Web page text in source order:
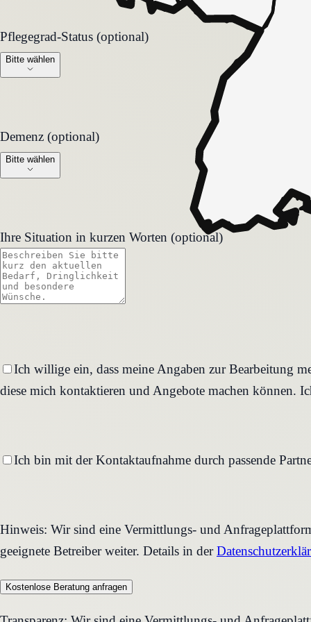
Pflegegrad-Status (optional)
Pflegegrad-Status (optional)
Bitte wählen
Demenz (optional)
Demenz (optional)
Bitte wählen
Ihre Situation in kurzen Worten (optional)
Ich willige ein, dass meine Angaben zur Bearbeitung
diese mich kontaktieren und Angebote machen können.
Ich bin mit der Kontaktaufnahme durch passende
Hinweis: Wir sind eine Vermittlungs- und
geeignete Betreiber weiter. Details in der
Kostenlose Beratung anfragen